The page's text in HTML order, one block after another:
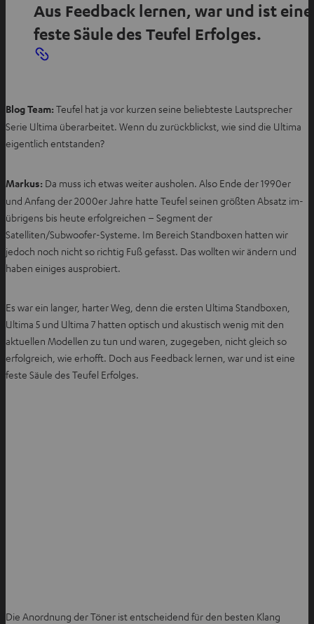
Aus Feedback lernen, war und ist eine
feste Säule des Teufel Erfolges.
Blog Team: Teufel hat ja vor kurzen seine beliebteste Lautsprecher
Serie Ultima überarbeitet. Wenn du zurückblickst, wie sind die Ultima
eigentlich entstanden?
Markus: Da muss ich etwas weiter ausholen. Also Ende der 1990er
und Anfang der 2000er Jahre hatte Teufel seinen größten Absatz im-
übrigens bis heute erfolgreichen – Segment der
Satelliten/Subwoofer-Systeme. Im Bereich Standboxen hatten wir
jedoch noch nicht so richtig Fuß gefasst. Das wollten wir ändern und
haben einiges ausprobiert.
Es war ein langer, harter Weg, denn die ersten Ultima Standboxen,
Ultima 5 und Ultima 7 hatten optisch und akustisch wenig mit den
aktuellen Modellen zu tun und waren, zugegeben, nicht gleich so
erfolgreich, wie erhofft. Doch aus Feedback lernen, war und ist eine
feste Säule des Teufel Erfolges.
Die Anordnung der Töner ist entscheidend für den besten Klang